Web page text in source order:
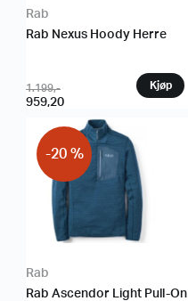
Rab
Rab Nexus Hoody Herre
1.199,-
959,20
-20 %
Rab
Rab Ascendor Light Pull-On